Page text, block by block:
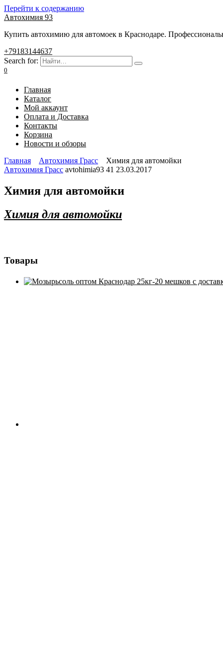
Перейти к содержанию
Автохимия 93
Купить автохимию для автомоек в Краснодаре.
+79183144637
Search for:
0
Главная
Каталог
Мой аккаунт
Оплата и Доставка
Контакты
Корзина
Новости и обзоры
Главная
Автохимия Грасс
Химия для автомойки
Автохимия Грасс avtohimia93 41 23.03.2017
Химия для автомойки
Химия для автомойки
Товары